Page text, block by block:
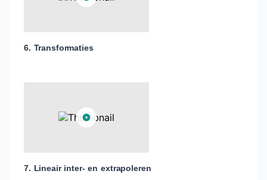
6. Transformaties
7. Lineair inter- en extrapoleren